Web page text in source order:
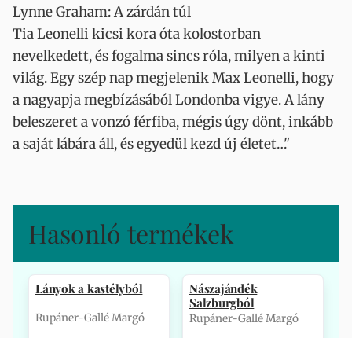
Lynne Graham: A zárdán túl
Tia Leonelli kicsi kora óta kolostorban
nevelkedett, és fogalma sincs róla, milyen a kinti
világ. Egy szép nap megjelenik Max Leonelli, hogy
a nagyapja megbízásából Londonba vigye. A lány
beleszeret a vonzó férfiba, mégis úgy dönt, inkább
a saját lábára áll, és egyedül kezd új életet…"
Hasonló termékek
Lányok a kastélyból
Rupáner-Gallé Margó
Nászajándék
Salzburgból
Rupáner-Gallé Margó